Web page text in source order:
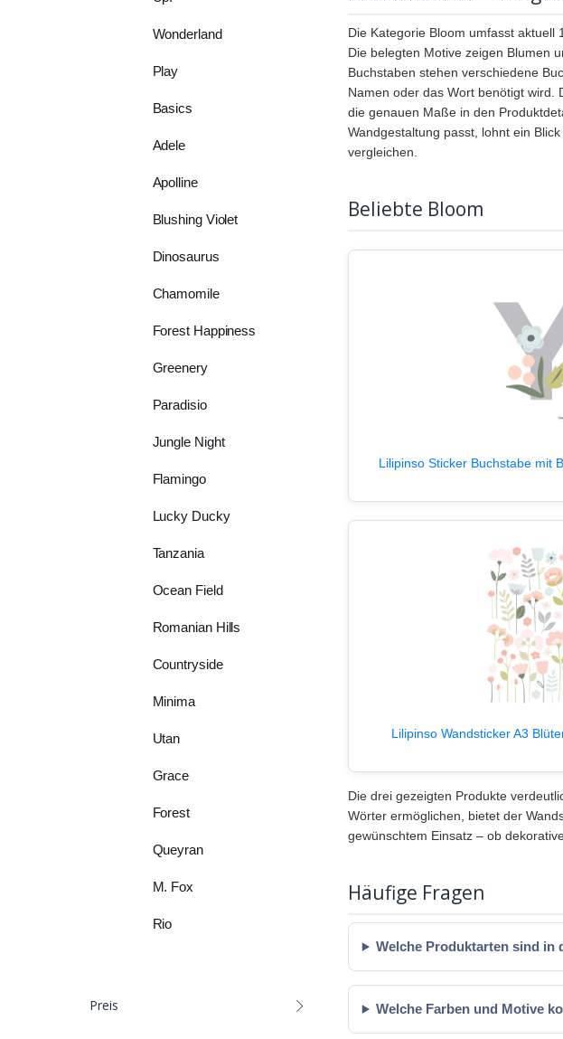
Wonderland
Play
Basics
Adele
Apolline
Blushing Violet
Dinosaurus
Chamomile
Forest Happiness
Greenery
Paradisio
Jungle Night
Flamingo
Lucky Ducky
Tanzania
Ocean Field
Romanian Hills
Countryside
Minima
Utan
Grace
Forest
Queyran
M. Fox
Rio
Preis
Die Kategorie Bloom umfasst aktuell
Die belegten Motive zeigen Blumen
Buchstaben stehen verschiedene
Namen oder das Wort benötigt wird.
die genauen Maße in den
Wandgestaltung passt, lohnt ein
vergleichen.
Beliebte Bloom
Lilipinso Sticker Buchstabe mit
Lilipinso Wandsticker A3
Die drei gezeigten Produkte
Wörter ermöglichen, bietet der
gewünschtem Einsatz – ob
Häufige Fragen
Welche Produktarten sind in
Welche Farben und Motive